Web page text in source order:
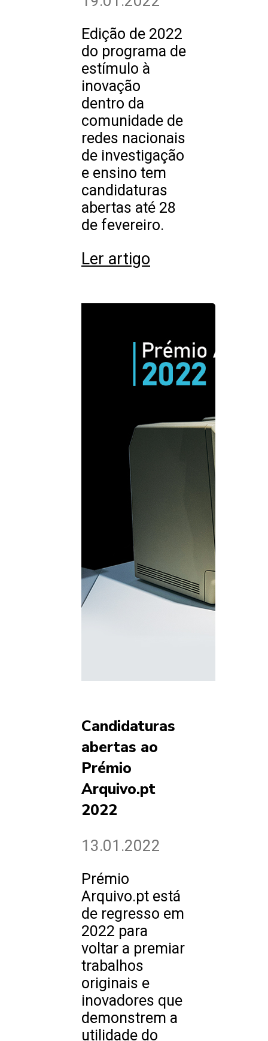
Edição de 2022
do programa de
estímulo à
inovação
dentro da
comunidade de
redes nacionais
de investigação
e ensino tem
candidaturas
abertas até 28
de fevereiro.
Ler artigo
Candidaturas
abertas ao
Prémio
Arquivo.pt
2022
13.01.2022
Prémio
Arquivo.pt está
de regresso em
2022 para
voltar a premiar
trabalhos
originais e
inovadores que
demonstrem a
utilidade do